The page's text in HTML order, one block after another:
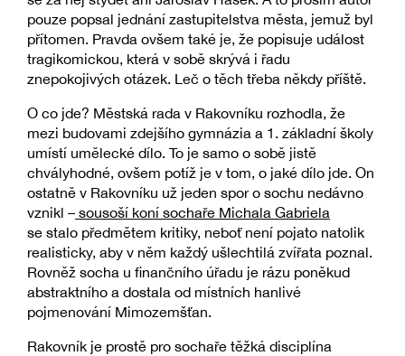
pouze popsal jednání zastupitelstva města, jemuž byl
přítomen. Pravda ovšem také je, že popisuje událost
tragikomickou, která v sobě skrývá i řadu
znepokojivých otázek. Leč o těch třeba někdy příště.
O co jde? Městská rada v Rakovníku rozhodla, že
mezi budovami zdejšího gymnázia a 1. základní školy
umístí umělecké dílo. To je samo o sobě jistě
chvályhodné, ovšem potíž je v tom, o jaké dílo jde. On
ostatně v Rakovníku už jeden spor o sochu nedávno
vznikl – sousoší koní sochaře Michala Gabriela
se stalo předmětem kritiky, neboť není pojato natolik
realisticky, aby v něm každý ušlechtilá zvířata poznal.
Rovněž socha u finančního úřadu je rázu poněkud
abstraktního a dostala od místních hanlivé
pojmenování Mimozemšťan.
Rakovník je prostě pro sochaře těžká disciplína